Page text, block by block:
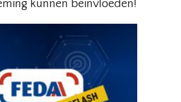
kunnen beïnvloeden!